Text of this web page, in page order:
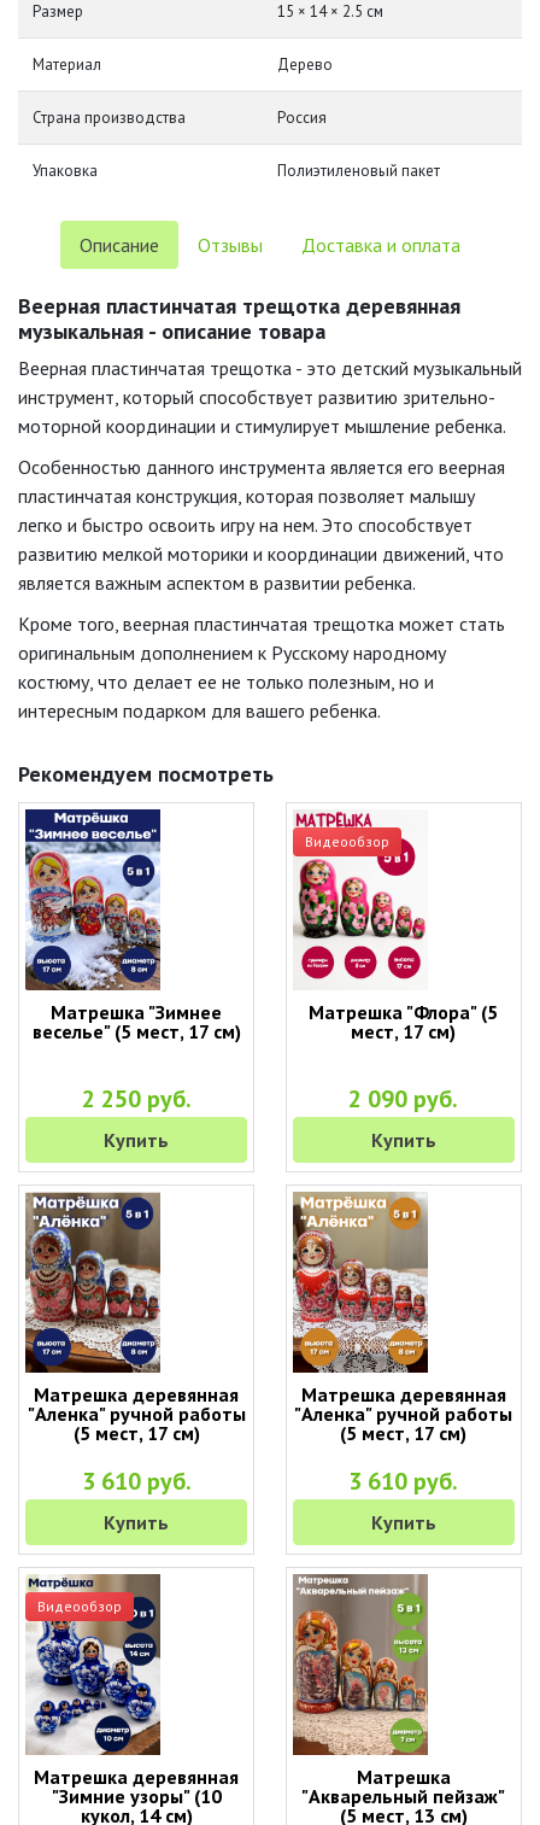
Размер 15 × 14 × 2.5 см
Материал Дерево
Страна производства Россия
Упаковка Полиэтиленовый пакет
Описание Отзывы Доставка и оплата
Веерная пластинчатая трещотка деревянная
музыкальная - описание товара
Веерная пластинчатая трещотка - это детский музыкальный
инструмент, который способствует развитию зрительно-
моторной координации и стимулирует мышление ребенка.
Особенностью данного инструмента является его веерная
пластинчатая конструкция, которая позволяет малышу
легко и быстро освоить игру на нем. Это способствует
развитию мелкой моторики и координации движений, что
является важным аспектом в развитии ребенка.
Кроме того, веерная пластинчатая трещотка может стать
оригинальным дополнением к Русскому народному
костюму, что делает ее не только полезным, но и
интересным подарком для вашего ребенка.
Рекомендуем посмотреть
Матрешка "Зимнее
веселье" (5 мест, 17 см)
2 250 руб.
Купить
Видеообзор
Матрешка "Флора" (5
мест, 17 см)
2 090 руб.
Купить
Матрешка деревянная
"Аленка" ручной работы
(5 мест, 17 см)
3 610 руб.
Купить
Матрешка деревянная
"Аленка" ручной работы
(5 мест, 17 см)
3 610 руб.
Купить
Видеообзор
Матрешка деревянная
"Зимние узоры" (10
кукол, 14 см)
Матрешка
"Акварельный пейзаж"
(5 мест, 13 см)